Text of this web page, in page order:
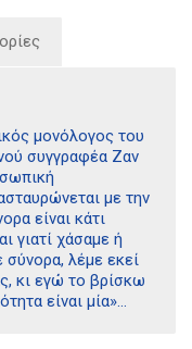
μονόλογος του
συγγραφέα Ζαν
με την
είναι κάτι
γιατί χάσαμε ή
λέμε εκεί
κι εγώ το βρίσκω
είναι μία»…